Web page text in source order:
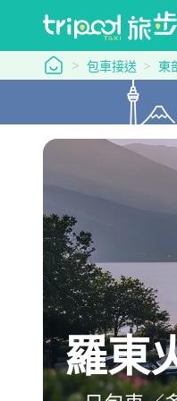
tripool 旅步
包車接送 東
羅東